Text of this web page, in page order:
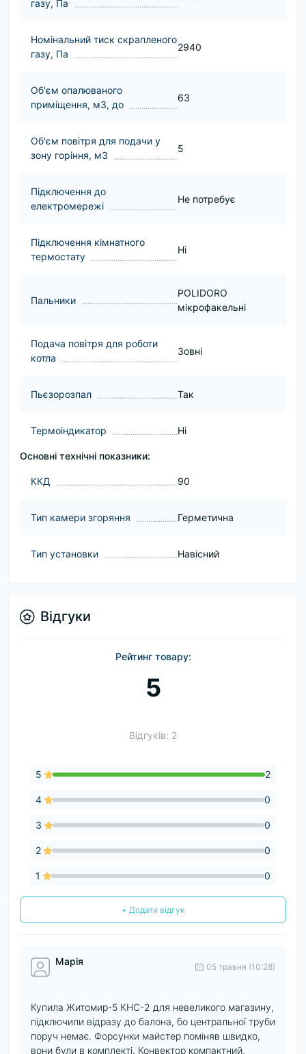
газу, Па
Номінальний тиск скрапленого
газу, Па
2940
Об'єм опалюваного
приміщення, м3, до
63
Об'єм повітря для подачи у
зону горіння, м3
5
Підключення до
електромережі
Не потребує
Підключення кімнатного
термостату
Ні
Пальники
POLIDORO
мікрофакельні
Подача повітря для роботи
котла
Зовні
Пьєзорозпал Так
Термоіндикатор Ні
Основні технічні показники:
ККД 90
Тип камери згоряння Герметична
Тип установки Навісний
Відгуки
Рейтинг товару:
5
Відгуків: 2
5 2
4 0
3 0
2 0
1 0
+ Додати відгук
Марія 05 травня (10:28)
Купила Житомир-5 КНС-2 для невеликого магазину,
підключили відразу до балона, бо центральної труби
поруч немає. Форсунки майстер поміняв швидко,
вони були в комплекті. Конвектор компактний,